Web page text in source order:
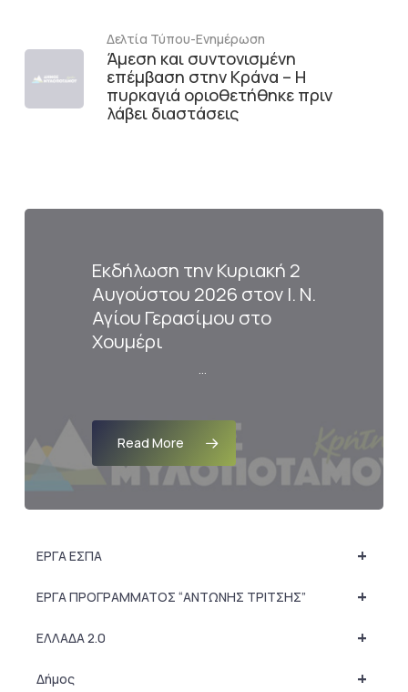
Δελτία Τύπου-Ενημέρωση
Άμεση και συντονισμένη
επέμβαση στην Κράνα – Η
πυρκαγιά οριοθετήθηκε πριν
λάβει διαστάσεις
Εκδήλωση την Κυριακή 2
Αυγούστου 2026 στον Ι. Ν.
Αγίου Γερασίμου στο
Χουμέρι
…
Read More
+
ΕΡΓΑ ΕΣΠΑ
+
ΕΡΓΑ ΠΡΟΓΡΑΜΜΑΤΟΣ “ΑΝΤΩΝΗΣ ΤΡΙΤΣΗΣ”
+
ΕΛΛΑΔΑ 2.0
+
Δήμος